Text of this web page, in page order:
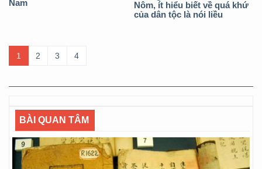
Nam
Nôm, ít hiểu biết về quá khứ
của dân tộc là nói liều
1 2 3 4
BÀI QUAN TÂM